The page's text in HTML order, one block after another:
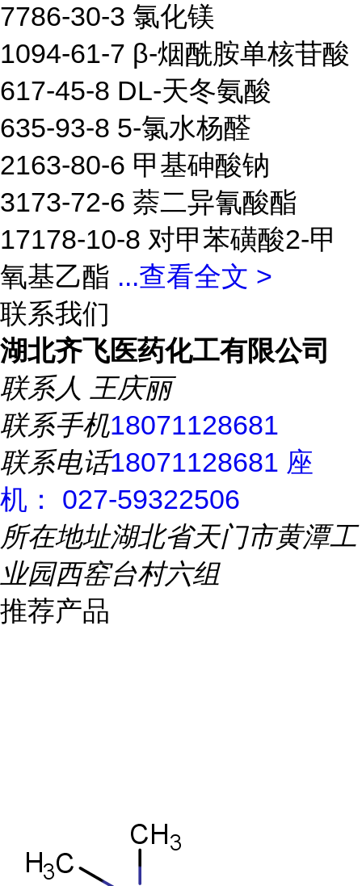
7786-30-3 氯化镁
1094-61-7 β-烟酰胺单核苷酸
617-45-8 DL-天冬氨酸
635-93-8 5-氯水杨醛
2163-80-6 甲基砷酸钠
3173-72-6 萘二异氰酸酯
17178-10-8 对甲苯磺酸2-甲
氧基乙酯 ...查看全文 >
联系我们
湖北齐飞医药化工有限公司
联系人 王庆丽
联系手机18071128681
联系电话18071128681 座
机： 027-59322506
所在地址湖北省天门市黄潭工
业园西窑台村六组
推荐产品